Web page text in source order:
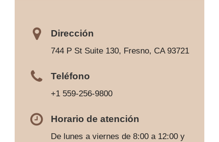
Dirección
744 P St Suite 130, Fresno, CA 93721
Teléfono
+1 559-256-9800
Horario de atención
De lunes a viernes de 8:00 a 12:00 y